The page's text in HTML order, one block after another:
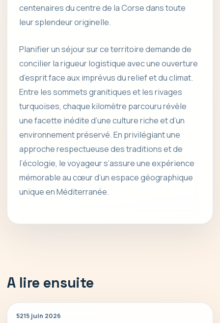
centenaires du centre de la Corse dans toute
leur splendeur originelle.
Planifier un séjour sur ce territoire demande de
concilier la rigueur logistique avec une ouverture
d’esprit face aux imprévus du relief et du climat.
Entre les sommets granitiques et les rivages
turquoises, chaque kilomètre parcouru révèle
une facette inédite d’une culture riche et d’un
environnement préservé. En privilégiant une
approche respectueuse des traditions et de
l’écologie, le voyageur s’assure une expérience
mémorable au cœur d’un espace géographique
unique en Méditerranée.
A lire ensuite
5215 juin 2026